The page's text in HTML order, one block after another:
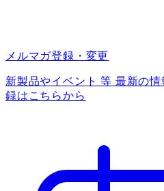
メルマガ登録・変更
新製品やイベント 等 最新の
録はこちらから